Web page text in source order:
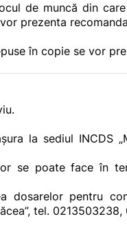
de muncă din
prezenta
în copie se vor
la sediul INCDS
se poate face în
dosarelor pentru
tel.